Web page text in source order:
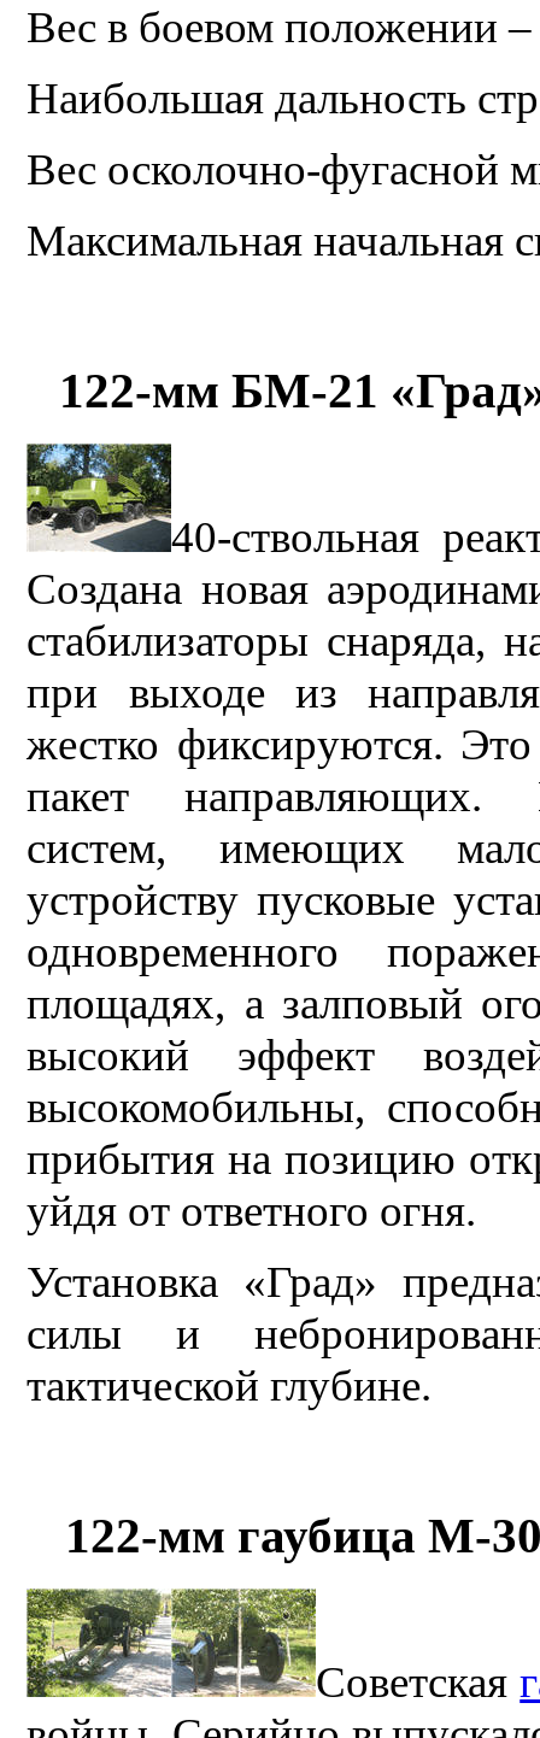
Вес в боевом положении –
Наибольшая дальность
Вес осколочно-фугасной
Максимальная начальная
122-мм БМ-21
40-ствольная
Создана новая
стабилизаторы снаряда,
при выходе из
жестко фиксируются.
пакет направляющих.
систем, имеющих
устройству пусковые
одновременного
площадях, а залповый
высокий эффект
высокомобильны,
прибытия на позицию
уйдя от ответного огня.
Установка «Град»
силы и
тактической глубине.
122-мм гаубица М-
Советская